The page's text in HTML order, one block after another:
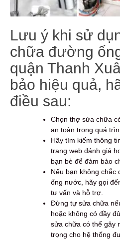
Lưu ý khi sử
chữa đường
quận Thanh
bảo hiệu quả,
điều sau:
Chọn thợ sửa chữa
an toàn trong quá
Hãy tìm kiếm thông
trang web đánh giá
bạn bè để đảm bảo
Nếu bạn không chắc
ống nước, hãy gọi
tư vấn và hỗ trợ.
Đừng tự sửa chữa
hoặc không có đầy
sửa chữa có thể gây
trọng cho hệ thống